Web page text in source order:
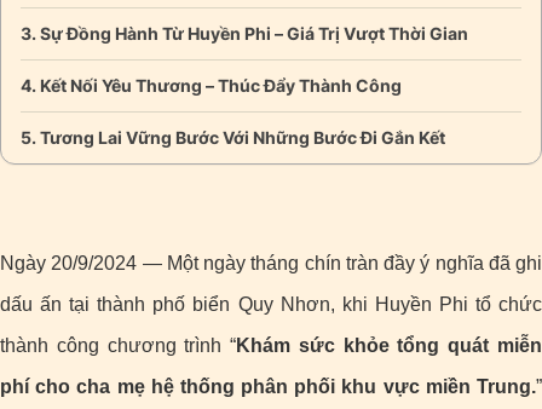
Sự Đồng Hành Từ Huyền Phi – Giá Trị Vượt Thời Gian
Kết Nối Yêu Thương – Thúc Đẩy Thành Công
Tương Lai Vững Bước Với Những Bước Đi Gắn Kết
Ngày 20/9/2024 — Một ngày tháng chín tràn đầy ý nghĩa đã ghi
dấu ấn tại thành phố biển Quy Nhơn, khi Huyền Phi tổ chức
thành công chương trình “Khám sức khỏe tổng quát miễn
phí cho cha mẹ hệ thống phân phối khu vực miền Trung.”